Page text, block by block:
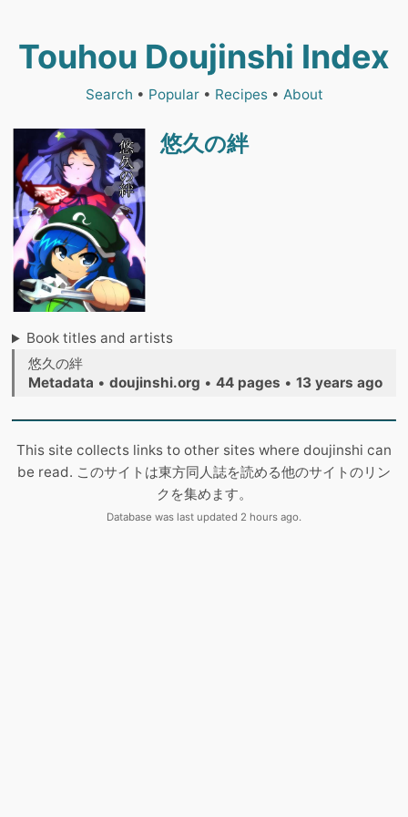
Touhou Doujinshi Index
Search • Popular• Recipes• About
悠久の絆
Book titles and artists
悠久の絆
Metadata • doujinshi.org • 44 pages • 13 years ago
This site collects links to other sites where doujinshi can
be read. このサイトは東方同人誌を読める他のサイトのリン
クを集めます。
Database was last updated 2 hours ago.